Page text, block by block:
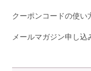
クーポンコードの使い
メールマガジン申し込